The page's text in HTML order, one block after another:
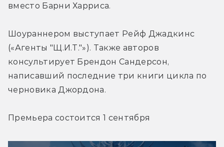
вместо Барни Харриса.
Шоураннером выступает Рейф Джадкинс
(«Агенты "Щ.И.Т."»). Также авторов
консультирует Брендон Сандерсон,
написавший последние три книги цикла по
черновика Джордона.
Премьера состоится 1 сентября